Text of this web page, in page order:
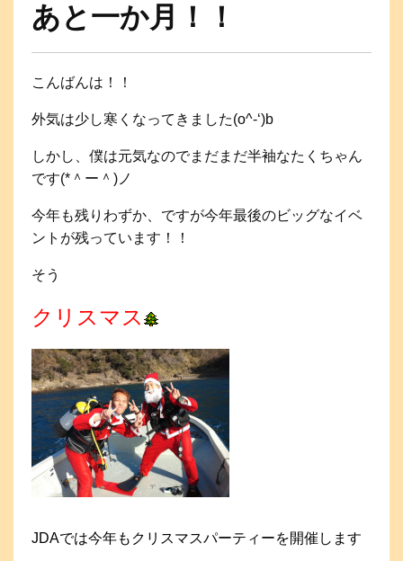
あと一か月！！
こんばんは！！
外気は少し寒くなってきました(o^-‘)b
しかし、僕は元気なのでまだまだ半袖なたくちゃん
です(*＾ー＾)ノ
今年も残りわずか、ですが今年最後のビッグなイベ
ントが残っています！！
そう
クリスマス
JDAでは今年もクリスマスパーティーを開催します